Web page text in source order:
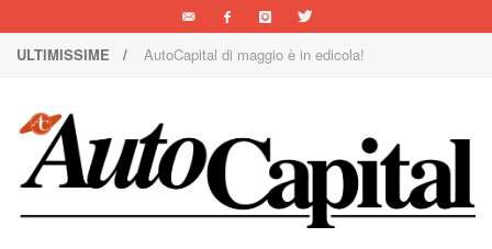
ULTIMISSIME / AutoCapital di maggio è in edicola!
1000 Miglia: un team rosa sulla rossa
Il Concorso Villa d’Este è ai nastri di partenza
I SUV Premium Omoda & Jaecoo